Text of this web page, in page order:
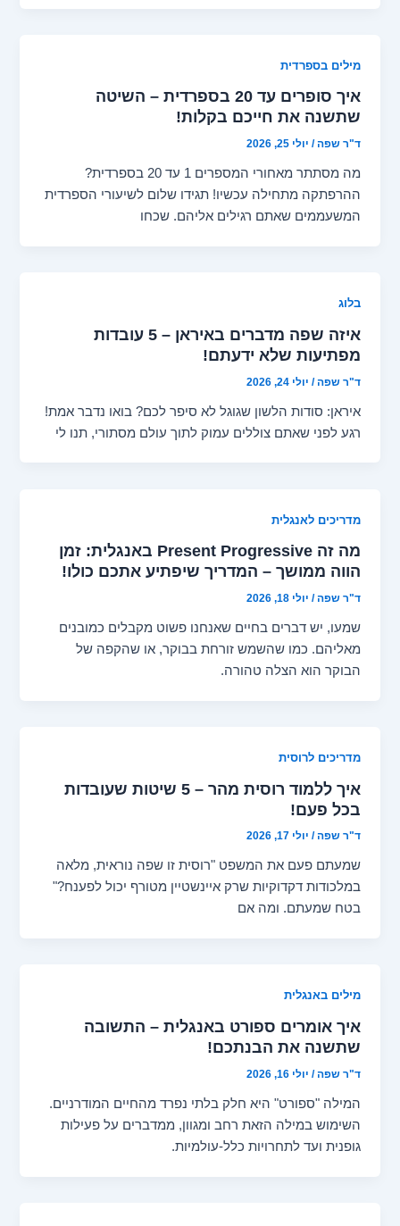
מילים בספרדית
איך סופרים עד 20 בספרדית – השיטה
שתשנה את חייכם בקלות!
ד"ר שפה/ יולי 25, 2026
מה מסתתר מאחורי המספרים 1 עד 20 בספרדית?
ההרפתקה מתחילה עכשיו! תגידו שלום לשיעורי הספרדית
המשעממים שאתם רגילים אליהם. שכחו
בלוג
איזה שפה מדברים באיראן – 5 עובדות
מפתיעות שלא ידעתם!
ד"ר שפה/ יולי 24, 2026
איראן: סודות הלשון שגוגל לא סיפר לכם? בואו נדבר אמת!
רגע לפני שאתם צוללים עמוק לתוך עולם מסתורי, תנו לי
מדריכים לאנגלית
מה זה Present Progressive באנגלית: זמן
הווה ממושך – המדריך שיפתיע אתכם כולו!
ד"ר שפה/ יולי 18, 2026
שמעו, יש דברים בחיים שאנחנו פשוט מקבלים כמובנים
מאליהם. כמו שהשמש זורחת בבוקר, או שהקפה של
הבוקר הוא הצלה טהורה.
מדריכים לרוסית
איך ללמוד רוסית מהר – 5 שיטות שעובדות
בכל פעם!
ד"ר שפה/ יולי 17, 2026
שמעתם פעם את המשפט "רוסית זו שפה נוראית, מלאה
במלכודות דקדוקיות שרק איינשטיין מטורף יכול לפענח?"
בטח שמעתם. ומה אם
מילים באנגלית
איך אומרים ספורט באנגלית – התשובה
שתשנה את הבנתכם!
ד"ר שפה/ יולי 16, 2026
המילה "ספורט" היא חלק בלתי נפרד מהחיים המודרניים.
השימוש במילה הזאת רחב ומגוון, ממדברים על פעילות
גופנית ועד לתחרויות כלל-עולמיות.